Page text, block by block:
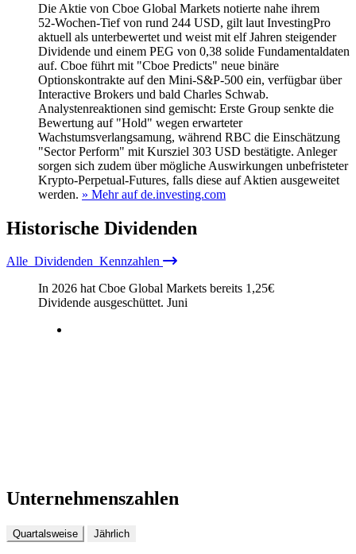
Die Aktie von Cboe Global Markets notierte nahe ihrem
52‑Wochen‑Tief von rund 244 USD, gilt laut InvestingPro
aktuell als unterbewertet und weist mit elf Jahren steigender
Dividende und einem PEG von 0,38 solide Fundamentaldaten
auf. Cboe führt mit "Cboe Predicts" neue binäre
Optionskontrakte auf den Mini‑S&P‑500 ein, verfügbar über
Interactive Brokers und bald Charles Schwab.
Analystenreaktionen sind gemischt: Erste Group senkte die
Bewertung auf "Hold" wegen erwarteter
Wachstumsverlangsamung, während RBC die Einschätzung
"Sector Perform" mit Kursziel 303 USD bestätigte. Anleger
sorgen sich zudem über mögliche Auswirkungen unbefristeter
Krypto‑Perpetual‑Futures, falls diese auf Aktien ausgeweitet
werden. » Mehr auf de.investing.com
Historische Dividenden
Alle Dividenden Kennzahlen
In 2026 hat Cboe Global Markets bereits 1,25€
Dividende ausgeschüttet. Juni
Unternehmenszahlen
Quartalsweise Jährlich